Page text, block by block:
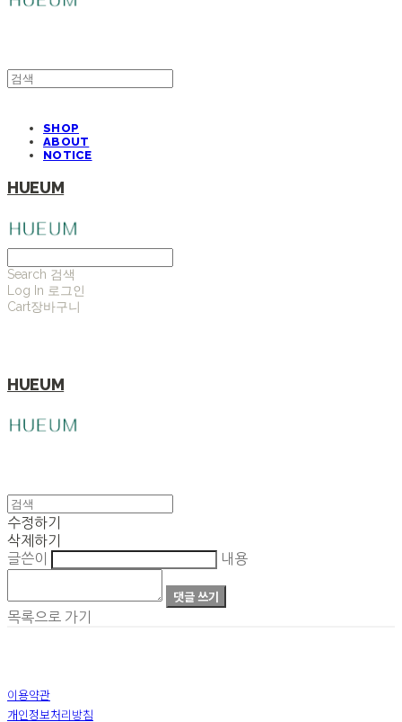
SHOP
ABOUT
NOTICE
HUEUM
Search 검색
Log In 로그인
Cart장바구니
HUEUM
수정하기
삭제하기
글쓴이
내용
댓글 쓰기
목록으로 가기
이용약관
개인정보처리방침